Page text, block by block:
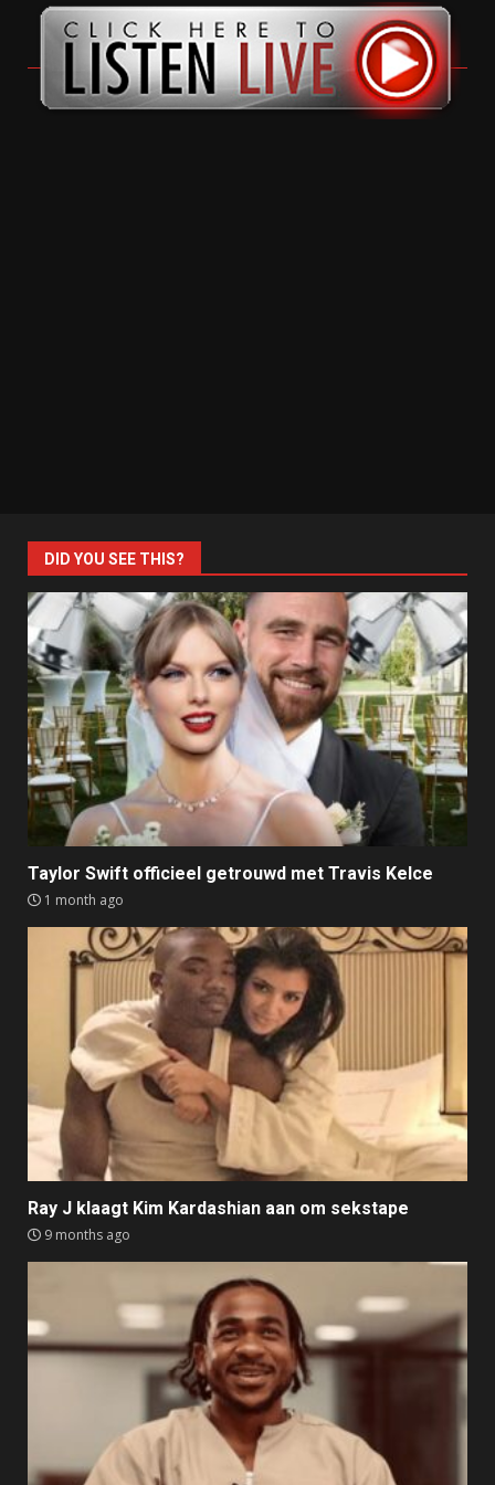
DID YOU SEE THIS?
Taylor Swift officieel getrouwd met Travis Kelce
1 month ago
Ray J klaagt Kim Kardashian aan om sekstape
9 months ago